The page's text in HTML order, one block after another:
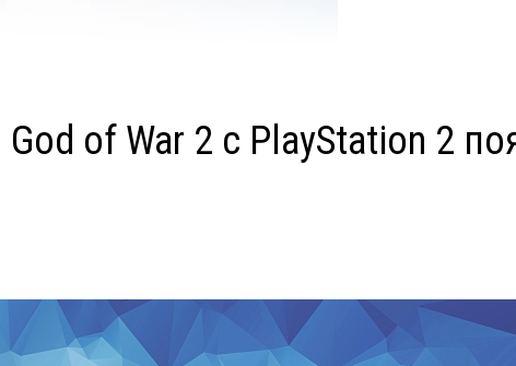
of War 2 с PlayStation 2